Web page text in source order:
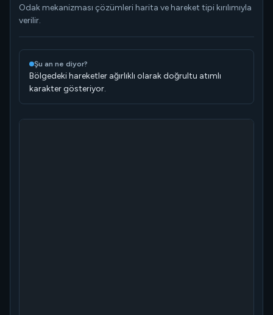
Odak mekanizması çözümleri harita ve hareket tipi kırılımıyla
verilir.
Şu an ne diyor?
Bölgedeki hareketler ağırlıklı olarak doğrultu atımlı
karakter gösteriyor.